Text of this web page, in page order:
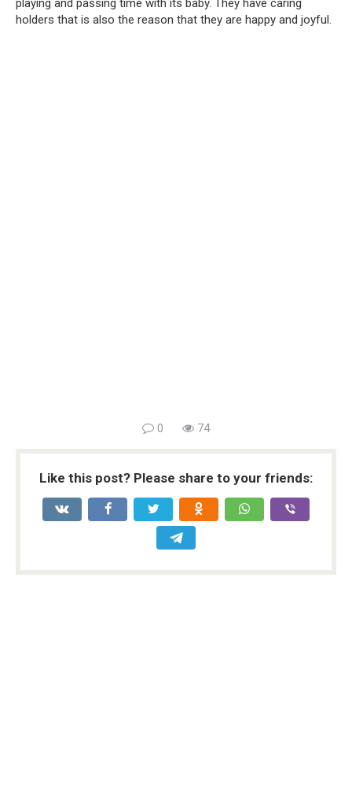
playing and passing time with its baby. They have caring
holders that is also the reason that they are happy and joyful.
0 74
Like this post? Please share to your friends: